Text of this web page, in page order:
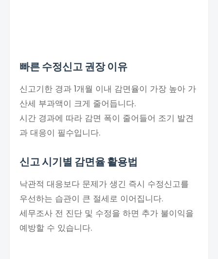
빠른 수정신고 권장 이유
신고기한 경과 1개월 이내 감면율이 가장 높아 가
산세 부과액이 크게 줄어듭니다.
시간 경과에 따라 감면 폭이 줄어들어 조기 발견
과 대응이 필수입니다.
신고 시기별 감면율 활용법
낙관적 대응보다 문제가 생긴 즉시 수정신고를
우선하는 습관이 큰 절세로 이어집니다.
세무조사 전 진단 및 수정을 하면 추가 불이익을
예방할 수 있습니다.